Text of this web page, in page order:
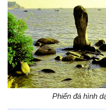
Phiến đá hình